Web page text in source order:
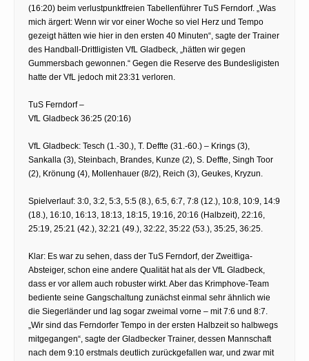
(16:20) beim verlustpunktfreien Tabellenführer TuS Ferndorf. „Was
mich ärgert: Wenn wir vor einer Woche so viel Herz und Tempo
gezeigt hätten wie hier in den ersten 40 Minuten“, sagte der Trainer
des Handball-Drittligisten VfL Gladbeck, „hätten wir gegen
Gummersbach gewonnen.“ Gegen die Reserve des Bundesligisten
hatte der VfL jedoch mit 23:31 verloren.
TuS Ferndorf –
VfL Gladbeck 36:25 (20:16)
VfL Gladbeck: Tesch (1.-30.), T. Deffte (31.-60.) – Krings (3),
Sankalla (3), Steinbach, Brandes, Kunze (2), S. Deffte, Singh Toor
(2), Krönung (4), Mollenhauer (8/2), Reich (3), Geukes, Kryzun.
Spielverlauf: 3:0, 3:2, 5:3, 5:5 (8.), 6:5, 6:7, 7:8 (12.), 10:8, 10:9, 14:9
(18.), 16:10, 16:13, 18:13, 18:15, 19:16, 20:16 (Halbzeit), 22:16,
25:19, 25:21 (42.), 32:21 (49.), 32:22, 35:22 (53.), 35:25, 36:25.
Klar: Es war zu sehen, dass der TuS Ferndorf, der Zweitliga-
Absteiger, schon eine andere Qualität hat als der VfL Gladbeck,
dass er vor allem auch robuster wirkt. Aber das Krimphove-Team
bediente seine Gangschaltung zunächst einmal sehr ähnlich wie
die Siegerländer und lag sogar zweimal vorne – mit 7:6 und 8:7.
„Wir sind das Ferndorfer Tempo in der ersten Halbzeit so halbwegs
mitgegangen“, sagte der Gladbecker Trainer, dessen Mannschaft
nach dem 9:10 erstmals deutlich zurückgefallen war, und zwar mit